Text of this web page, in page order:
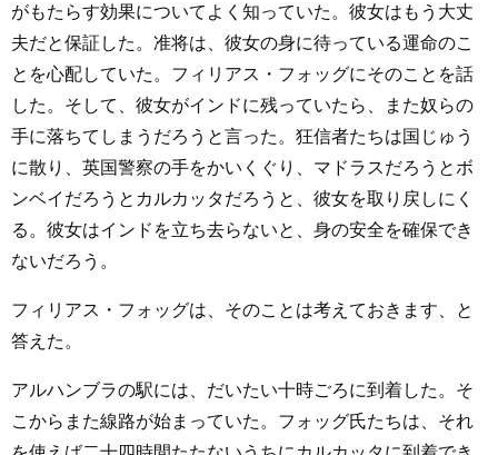
がもたらす効果についてよく知っていた。彼女はもう大丈
夫だと保証した。准将は、彼女の身に待っている運命のこ
とを心配していた。フィリアス・フォッグにそのことを話
した。そして、彼女がインドに残っていたら、また奴らの
手に落ちてしまうだろうと言った。狂信者たちは国じゅう
に散り、英国警察の手をかいくぐり、マドラスだろうとボ
ンベイだろうとカルカッタだろうと、彼女を取り戻しにく
る。彼女はインドを立ち去らないと、身の安全を確保でき
ないだろう。
フィリアス・フォッグは、そのことは考えておきます、と
答えた。
アルハンブラの駅には、だいたい十時ごろに到着した。そ
こからまた線路が始まっていた。フォッグ氏たちは、それ